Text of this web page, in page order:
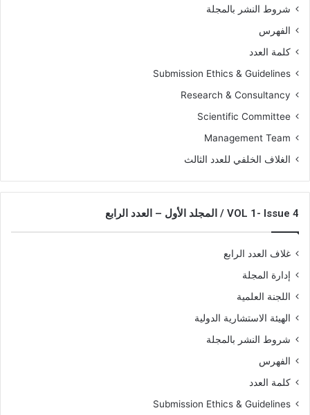
شروط النشر بالمجلة
الفهرس
كلمة العدد
Submission Ethics & Guidelines
Research & Consultancy
Scientific Committee
Management Team
الغلاف الخلفي للعدد الثالث
VOL 1- Issue 4 / المجلد الأول – العدد الرابع
غلاف العدد الرابع
إدارة المجلة
اللجنة العلمية
الهيئة الاستشارية الدولية
شروط النشر بالمجلة
الفهرس
كلمة العدد
Submission Ethics & Guidelines